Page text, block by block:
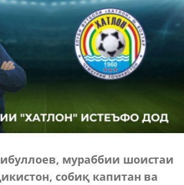
мураббии шоистаи
собиқ капитан ва